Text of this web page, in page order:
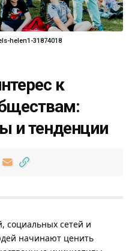
helen1-31874018
к
и тенденции
социальных сетей и
начинают ценить